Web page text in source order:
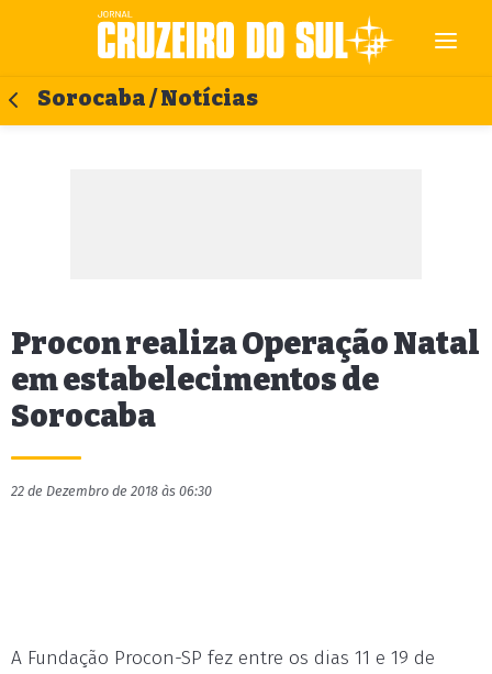
Sorocaba / Notícias
Procon realiza Operação Natal
em estabelecimentos de
Sorocaba
22 de Dezembro de 2018 às 06:30
A Fundação Procon-SP fez entre os dias 11 e 19 de